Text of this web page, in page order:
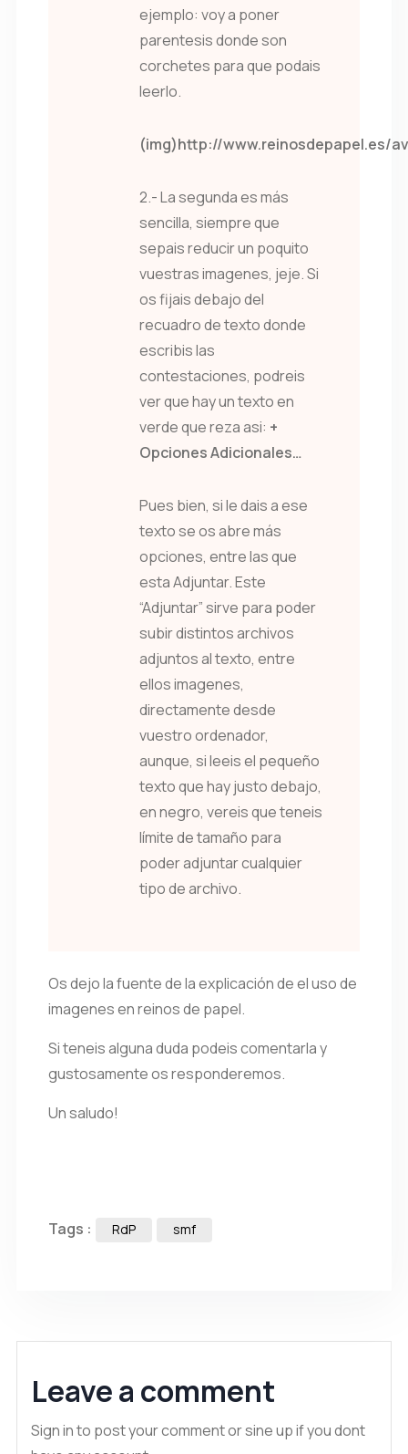
ejemplo: voy a poner
parentesis donde son
corchetes para que podais
leerlo.
(img)http://www.reinosdepapel.es/
2.- La segunda es más
sencilla, siempre que
sepais reducir un poquito
vuestras imagenes, jeje. Si
os fijais debajo del
recuadro de texto donde
escribis las
contestaciones, podreis
ver que hay un texto en
verde que reza asi: +
Opciones Adicionales…
Pues bien, si le dais a ese
texto se os abre más
opciones, entre las que
esta Adjuntar. Este
“Adjuntar” sirve para poder
subir distintos archivos
adjuntos al texto, entre
ellos imagenes,
directamente desde
vuestro ordenador,
aunque, si leeis el pequeño
texto que hay justo debajo,
en negro, vereis que teneis
límite de tamaño para
poder adjuntar cualquier
tipo de archivo.
Os dejo la fuente de la explicación de el uso de
imagenes en reinos de papel.
Si teneis alguna duda podeis comentarla y
gustosamente os responderemos.
Un saludo!
Tags : RdP smf
Leave a comment
Sign in to post your comment or sine up if you dont